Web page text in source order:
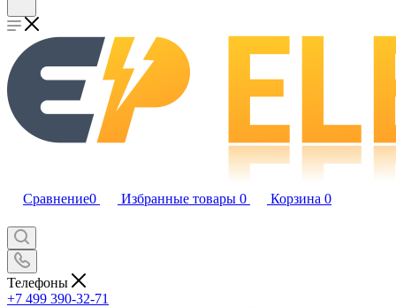
Сравнение0 Избранные товары 0 Корзина 0
Телефоны
+7 499 390-32-71